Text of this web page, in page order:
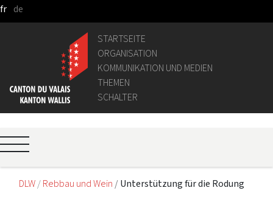
Zum Hauptinhalt springen
fr de
STARTSEITE
ORGANISATION
KOMMUNIKATION UND MEDIEN
THEMEN
SCHALTER
DLW Rebbau und Wein Unterstützung für die Rodung